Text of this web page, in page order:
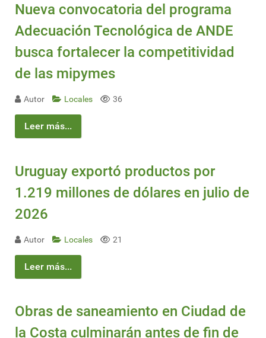
Nueva convocatoria del programa
Adecuación Tecnológica de ANDE
busca fortalecer la competitividad
de las mipymes
Autor Locales 36
Leer más...
Uruguay exportó productos por
1.219 millones de dólares en julio de
2026
Autor Locales 21
Leer más...
Obras de saneamiento en Ciudad de
la Costa culminarán antes de fin de